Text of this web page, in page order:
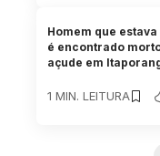
Homem que
é encontrado
açude em
1 MIN. LEITURA